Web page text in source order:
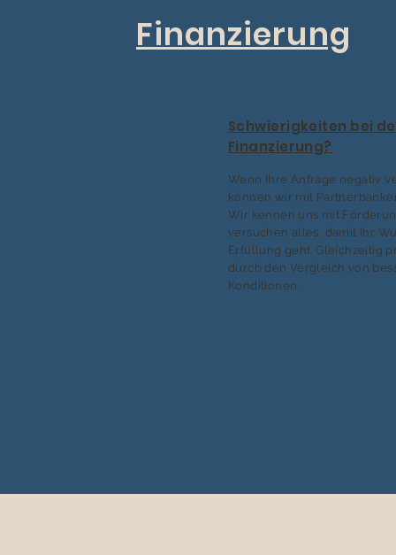
Finanzierung
Schwierigkeiten bei
Finanzierung?
Wenn Ihre Anfrage negativ
können wir mit
Wir kennen uns mit
versuchen alles, damit Ihr
Erfüllung geht. Gleichzeitig
durch den Vergleich von
Konditionen.